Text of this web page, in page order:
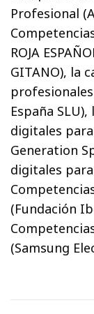
Profesional
ROJA
GITANO), la
España
digitales
Generation
digitales
(Fundación
(Samsung